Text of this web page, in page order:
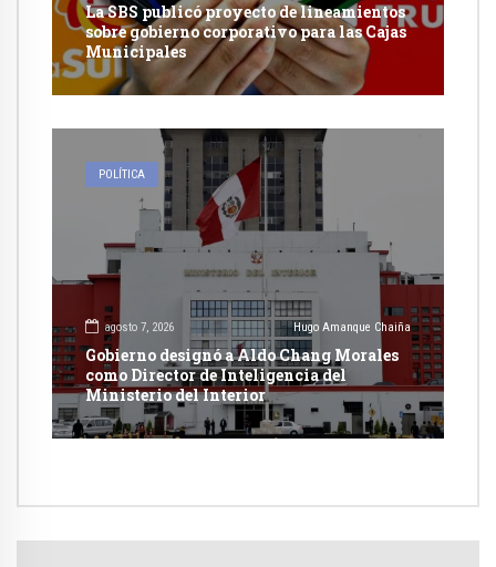
La SBS publicó proyecto de lineamientos
sobre gobierno corporativo para las Cajas
Municipales
POLÍTICA
agosto 7, 2026 Hugo Amanque Chaiña
Gobierno designó a Aldo Chang Morales
como Director de Inteligencia del
Ministerio del Interior